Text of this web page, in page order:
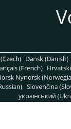
Dansk (Danish)
(French)
Nynorsk
Slovenčina
український